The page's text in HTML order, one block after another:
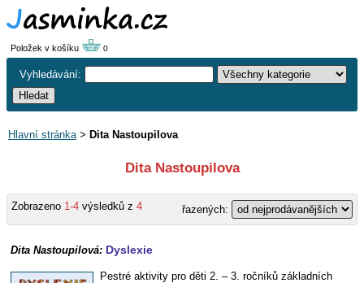
Položek v košíku 0
Vyhledávání:
Hlavní stránka> Dita Nastoupilova
Dita Nastoupilova
Zobrazeno 1-4 výsledků z 4 řazených:
Dita Nastoupilová: Dyslexie
Pestré aktivity pro děti 2. – 3. ročníků základních